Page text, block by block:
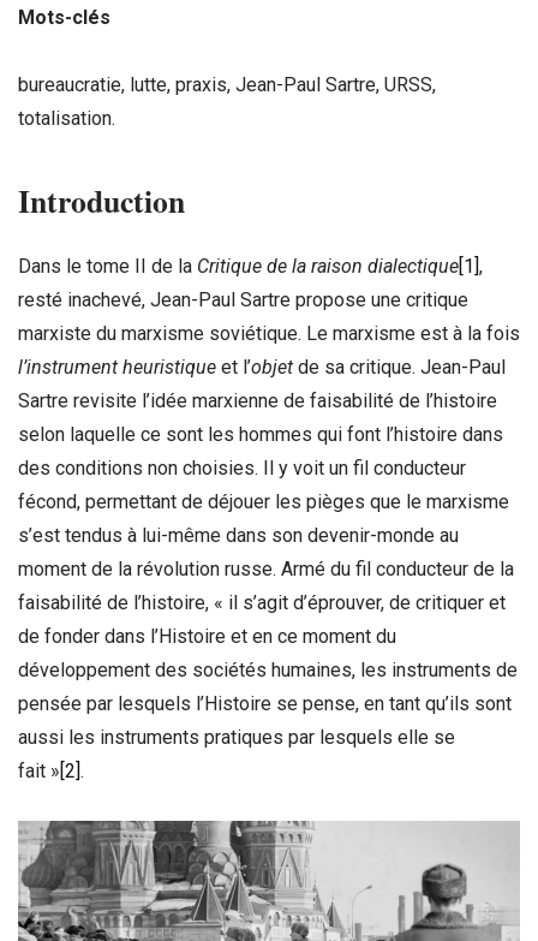
Mots-clés
bureaucratie, lutte, praxis, Jean-Paul Sartre, URSS,
totalisation.
Introduction
Dans le tome II de la Critique de la raison dialectique[1],
resté inachevé, Jean-Paul Sartre propose une critique
marxiste du marxisme soviétique. Le marxisme est à la fois
l’instrument heuristique et l’objet de sa critique. Jean-Paul
Sartre revisite l’idée marxienne de faisabilité de l’histoire
selon laquelle ce sont les hommes qui font l’histoire dans
des conditions non choisies. Il y voit un fil conducteur
fécond, permettant de déjouer les pièges que le marxisme
s’est tendus à lui-même dans son devenir-monde au
moment de la révolution russe. Armé du fil conducteur de la
faisabilité de l’histoire, « il s’agit d’éprouver, de critiquer et
de fonder dans l’Histoire et en ce moment du
développement des sociétés humaines, les instruments de
pensée par lesquels l’Histoire se pense, en tant qu’ils sont
aussi les instruments pratiques par lesquels elle se
fait »[2].